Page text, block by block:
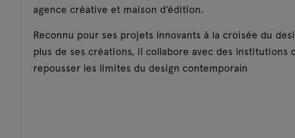
agence créative et maison d’édition.
Reconnu pour ses projets innovants à la croisée du
plus de ses créations, il collabore avec des
repousser les limites du design contemporain